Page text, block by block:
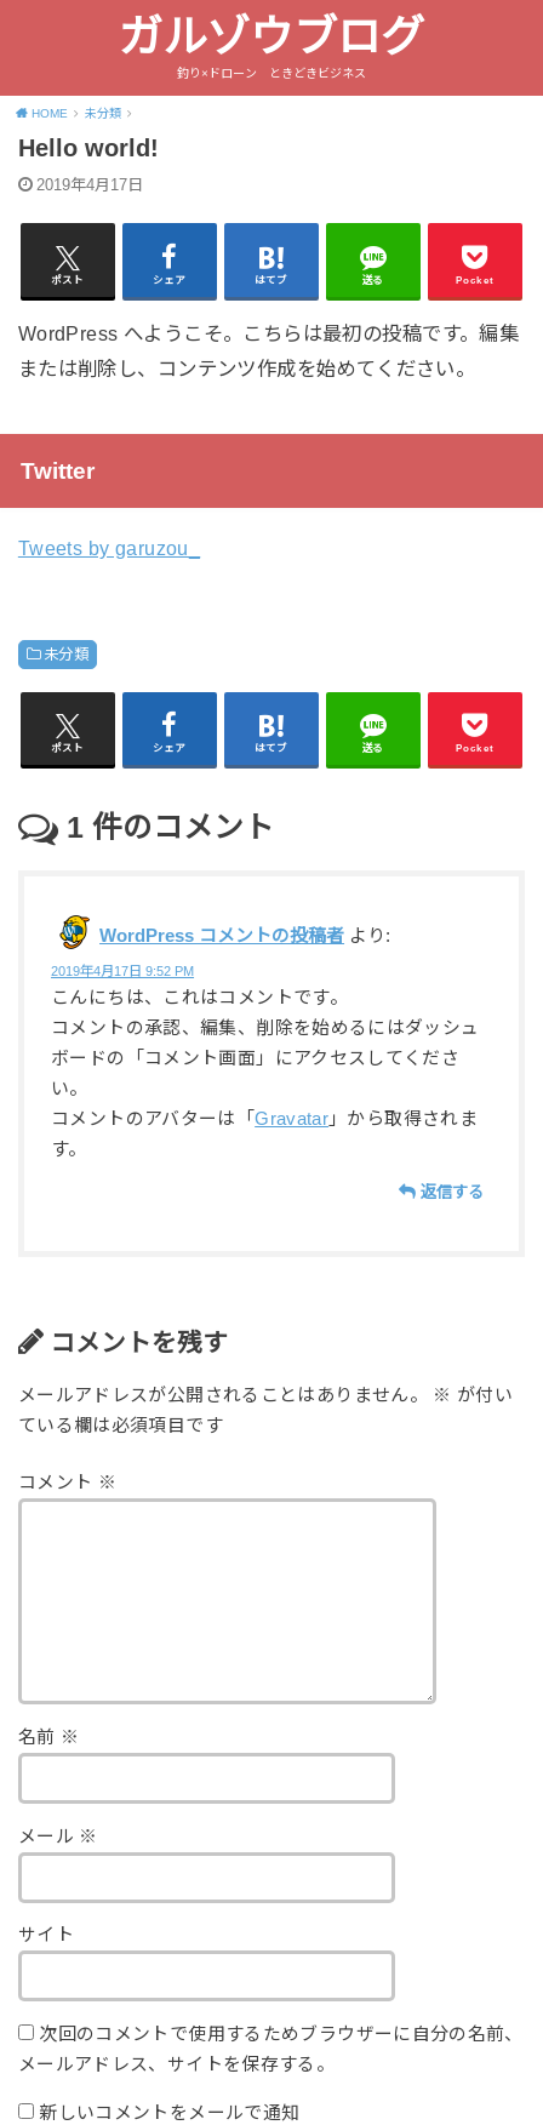
ガルゾウブログ
釣り×ドローン ときどきビジネス
HOME 未分類
Hello world!
2019年4月17日
ポスト シェア はてブ 送る Pocket
WordPress へようこそ。こちらは最初の投稿です。編集
または削除し、コンテンツ作成を始めてください。
Twitter
Tweets by garuzou_
未分類
ポスト シェア はてブ 送る Pocket
1件のコメント
WordPress コメントの投稿者 より:
2019年4月17日 9:52 PM
こんにちは、これはコメントです。
コメントの承認、編集、削除を始めるにはダッシュ
ボードの「コメント画面」にアクセスしてくださ
い。
コメントのアバターは「Gravatar 」から取得されま
す。
返信する
コメントを残す
メールアドレスが公開されることはありません。 ※ が付い
ている欄は必須項目です
コメント ※
名前 ※
メール ※
サイト
次回のコメントで使用するためブラウザーに自分の名前、
メールアドレス、サイトを保存する。
新しいコメントをメールで通知